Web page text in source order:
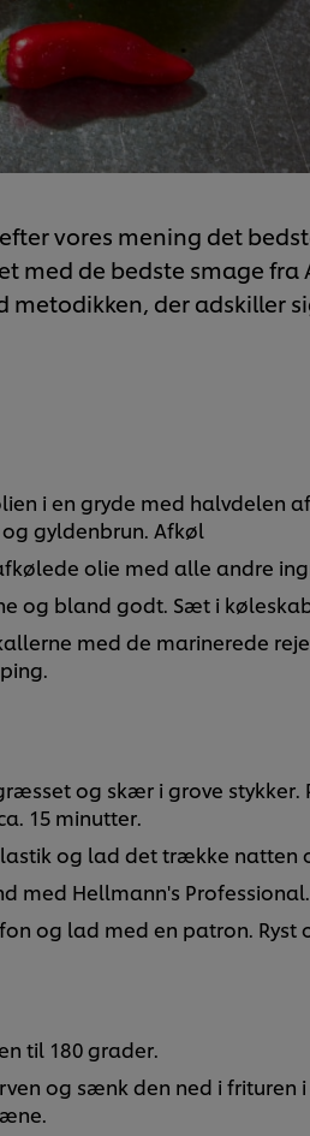
vores mening det
med de bedste smage fra
metodikken, der adskiller
i en gryde med halvdelen
gyldenbrun. Afkøl
olie med alle andre
og bland godt. Sæt i
med de marinerede
og skær i grove
15 minutter.
og lad det trække natten
med Hellmann's Professional.
og lad med en patron. Ryst
til 180 grader.
og sænk den ned i frituren